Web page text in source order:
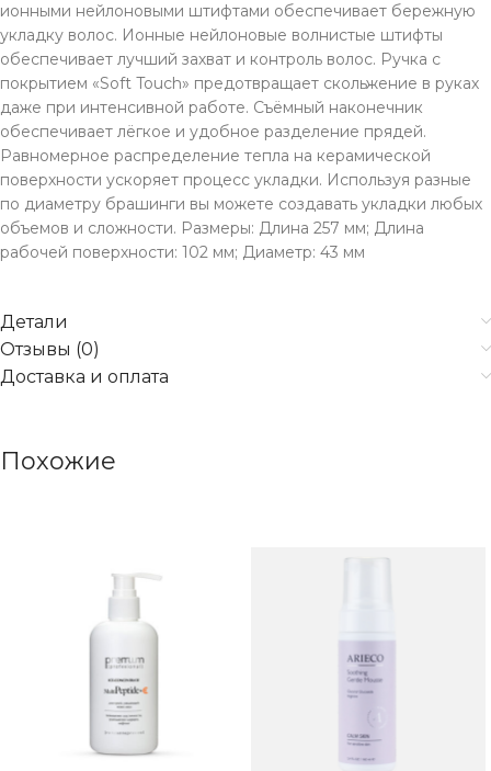
ионными нейлоновыми штифтами обеспечивает бережную
укладку волос. Ионные нейлоновые волнистые штифты
обеспечивает лучший захват и контроль волос. Ручка с
покрытием «Soft Touch» предотвращает скольжение в руках
даже при интенсивной работе. Съёмный наконечник
обеспечивает лёгкое и удобное разделение прядей.
Равномерное распределение тепла на керамической
поверхности ускоряет процесс укладки. Используя разные
по диаметру брашинги вы можете создавать укладки любых
объемов и сложности. Размеры: Длина 257 мм; Длина
рабочей поверхности: 102 мм; Диаметр: 43 мм
Детали
Отзывы (0)
Доставка и оплата
Похожие